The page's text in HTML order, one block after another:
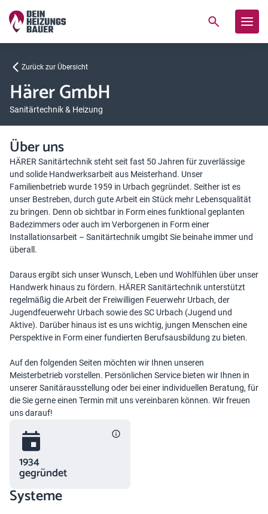
Zurück zur Übersicht
Härer GmbH
Sanitärtechnik & Heizung
Über uns
HÄRER Sanitärtechnik steht seit fast 50 Jahren für zuverlässige
und solide Handwerksarbeit aus Meisterhand. Unser
Familienbetrieb wurde 1959 in Urbach gegründet. Seither ist es
unser Bestreben, durch gute Arbeit ein Stück mehr Lebensqualität
zu bringen. Denn ob sichtbar in Form eines funktional geplanten
Badezimmers oder auch im Verborgenen in Form einer
Installationsarbeit – Sanitärtechnik umgibt Sie beinahe immer und
überall.
Daraus ergibt sich unser Wunsch, Leben und Wohlfühlen über unser
Handwerk hinaus zu fördern. HÄRER Sanitärtechnik unterstützt
regelmäßig die Arbeit der Freiwilligen Feuerwehr Urbach, der
Jugendfeuerwehr Urbach sowie des SC Urbach (Jugend und
Aktive). Darüber hinaus ist es uns wichtig, jungen Menschen eine
Perspektive in Form einer fundierten Berufsausbildung zu bieten.
Auf den folgenden Seiten möchten wir Ihnen unseren
Meisterbetrieb vorstellen. Persönlichen Service bieten wir Ihnen in
unserer Sanitärausstellung oder bei einer individuellen Beratung, für
die Sie gerne einen Termin mit uns vereinbaren können. Wir freuen
uns darauf!
1934
gegründet
Systeme